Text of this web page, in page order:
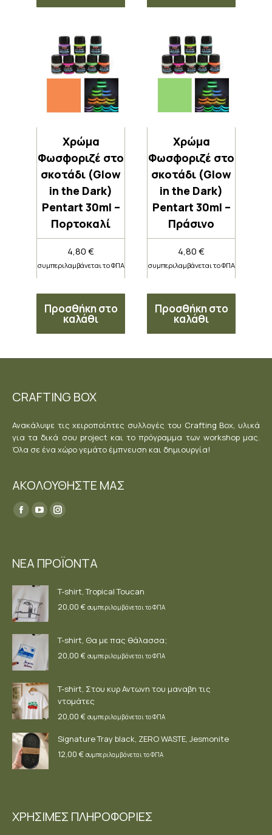
Χρώμα
Φωσφοριζέ στο
σκοτάδι (Glow
in the Dark)
Pentart 30ml –
Πορτοκαλί
4,80€
συμπεριλαμβάνεται το ΦΠΑ
Προσθήκη στο
καλάθι
Χρώμα
Φωσφοριζέ στο
σκοτάδι (Glow
in the Dark)
Pentart 30ml –
Πράσινο
4,80€
συμπεριλαμβάνεται το ΦΠΑ
Προσθήκη στο
καλάθι
CRAFTING BOX
Ανακάλυψε τις χειροποίητες συλλογές του Crafting Box, υλικά
για τα δικά σου project και το πρόγραμμα των workshop μας.
Όλα σε ένα χώρο γεμάτο έμπνευση και δημιουργία!
ΑΚΟΛΟΥΘΗΣΤΕ ΜΑΣ
Find us on:
Facebook
in
window
YouTube
window
Instagram
in
window
ΝΕΑ ΠΡΟΪΟΝΤΑ
T-shirt, Tropical Toucan
20,00 € συμπεριλαμβάνεται το ΦΠΑ
T-shirt, Θα με πας θάλασσα;
20,00 € συμπεριλαμβάνεται το ΦΠΑ
T-shirt, Στου κυρ Αντωνη του μαναβη τις
ντομάτες
20,00 € συμπεριλαμβάνεται το ΦΠΑ
Signature Tray black, ZERO WASTE, Jesmonite
12,00 € συμπεριλαμβάνεται το ΦΠΑ
ΧΡΗΣΙΜΕΣ ΠΛΗΡΟΦΟΡΙΕΣ